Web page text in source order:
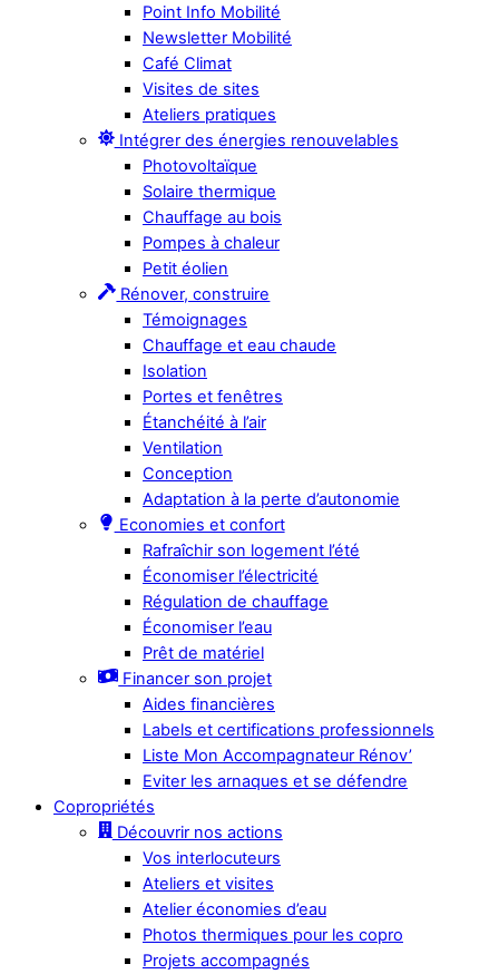
Point Info Mobilité
Newsletter Mobilité
Café Climat
Visites de sites
Ateliers pratiques
Intégrer des énergies renouvelables
Photovoltaïque
Solaire thermique
Chauffage au bois
Pompes à chaleur
Petit éolien
Rénover, construire
Témoignages
Chauffage et eau chaude
Isolation
Portes et fenêtres
Étanchéité à l’air
Ventilation
Conception
Adaptation à la perte d’autonomie
Economies et confort
Rafraîchir son logement l’été
Économiser l’électricité
Régulation de chauffage
Économiser l’eau
Prêt de matériel
Financer son projet
Aides financières
Labels et certifications professionnels
Liste Mon Accompagnateur Rénov’
Eviter les arnaques et se défendre
Copropriétés
Découvrir nos actions
Vos interlocuteurs
Ateliers et visites
Atelier économies d’eau
Photos thermiques pour les copro
Projets accompagnés